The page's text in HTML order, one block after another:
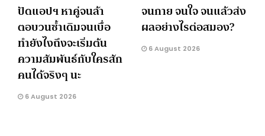
ปัดแอปฯ หาคู่จนล้า
ตอบวนซ้ำเดิมจนเบื่อ
ทำยังไงถึงจะเริ่มต้น
ความสัมพันธ์กับใครสัก
คนได้จริงๆ นะ
6 August 2026
จนกาย จนใจ จนแล้วส่ง
ผลอย่างไรต่อสมอง?
6 August 2026